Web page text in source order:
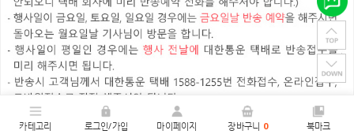
카테고리 로그인/가입 마이페이지 장바구니 0 북마크